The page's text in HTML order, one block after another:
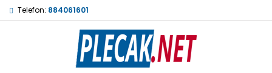
Telefon: 884061601